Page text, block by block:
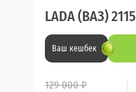
LADA (ВАЗ) 2115
Ваш кешбек
129 000 ₽